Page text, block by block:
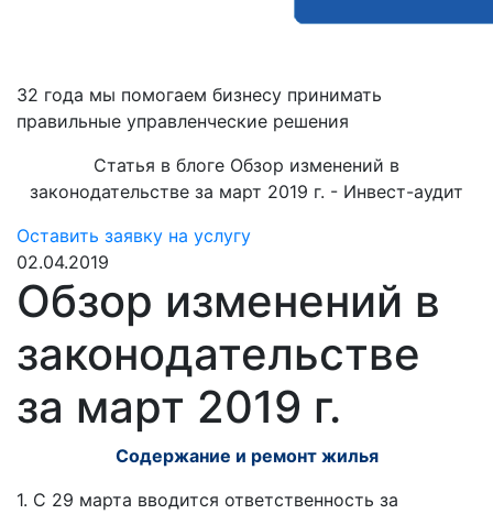
32 года мы помогаем бизнесу принимать
правильные управленческие решения
Статья в блоге Обзор изменений в
законодательстве за март 2019 г. - Инвест-аудит
Оставить заявку на услугу
02.04.2019
Обзор изменений в
законодательстве
за март 2019 г.
Содержание и ремонт жилья
1. С 29 марта вводится ответственность за